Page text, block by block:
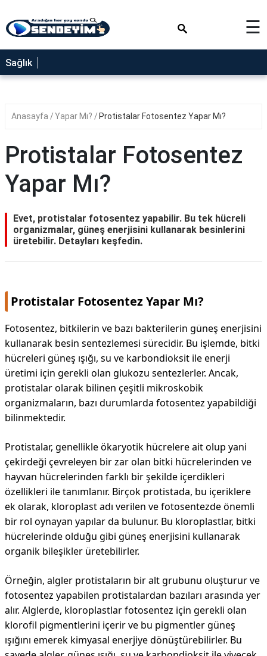
SAĞLIK
NEDİR
YEMEK
RÜYA
GEZİLECEK
BLOG
☰
Sağlık
Anasayfa Yapar Mı? Protistalar Fotosentez Yapar Mı?
Protistalar Fotosentez
Yapar Mı?
Evet, protistalar fotosentez yapabilir. Bu tek hücreli
organizmalar, güneş enerjisini kullanarak besinlerini
üretebilir. Detayları keşfedin.
Protistalar Fotosentez Yapar Mı?
Fotosentez, bitkilerin ve bazı bakterilerin güneş enerjisini
kullanarak besin sentezlemesi sürecidir. Bu işlemde, bitki
hücreleri güneş ışığı, su ve karbondioksit ile enerji
üretimi için gerekli olan glukozu sentezlerler. Ancak,
protistalar olarak bilinen çeşitli mikroskobik
organizmaların, bazı durumlarda fotosentez yapabildiği
bilinmektedir.
Protistalar, genellikle ökaryotik hücrelere ait olup yani
çekirdeği çevreleyen bir zar olan bitki hücrelerinden ve
hayvan hücrelerinden farklı bir şekilde içerdikleri
özellikleri ile tanımlanır. Birçok protistada, bu içeriklere
ek olarak, kloroplast adı verilen ve fotosentezde önemli
bir rol oynayan yapılar da bulunur. Bu kloroplastlar, bitki
hücrelerinde olduğu gibi güneş enerjisini kullanarak
organik bileşikler üretebilirler.
Örneğin, algler protistaların bir alt grubunu oluşturur ve
fotosentez yapabilen protistalardan bazıları arasında yer
alır. Alglerde, kloroplastlar fotosentez için gerekli olan
klorofil pigmentlerini içerir ve bu pigmentler güneş
ışığını emerek kimyasal enerjiye dönüştürebilirler. Bu